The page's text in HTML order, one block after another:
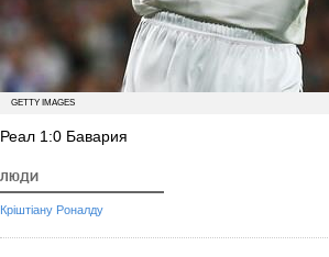
GETTY IMAGES
Реал 1:0 Бавария
ЛЮДИ
Кріштіану Роналду